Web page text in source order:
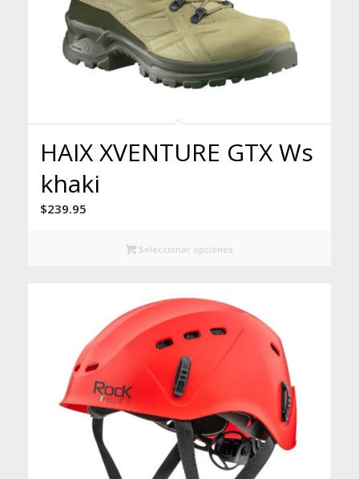
HAIX XVENTURE GTX Ws
khaki
$239.95
Seleccionar opciones